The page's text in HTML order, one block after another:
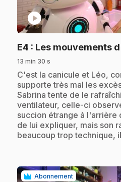
play_circle
E4 : Les mouvements
13 min 30 s
.C'est la canicule et Léo,
supporte très mal les
Sabrina tente de le
ventilateur, celle-ci
succion étrange à l'arrière
de lui expliquer, mais son
beaucoup trop technique,
Abonnement